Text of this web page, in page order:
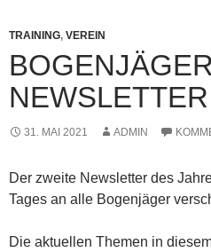
TRAINING, VEREIN
BOGENJÄGER
31. MAI 2021 ADMIN
Der zweite Newsletter des
Tages an alle Bogenjäger
Die aktuellen Themen in